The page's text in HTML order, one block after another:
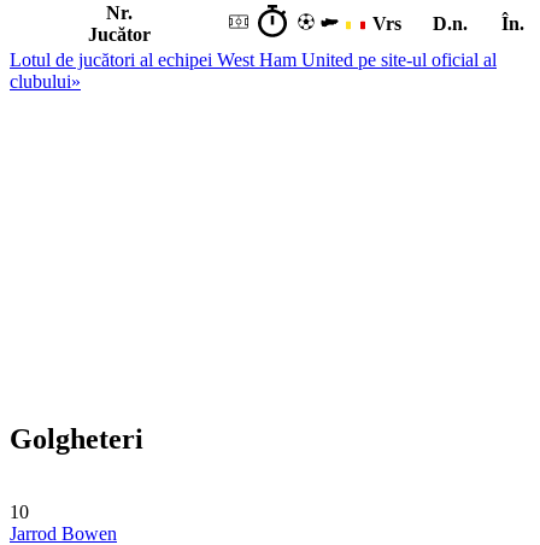
Nr.
Jucător
Vrs D.n.
În.
Lotul de jucători al echipei West Ham United pe site-ul oficial al
clubului»
Golgheteri
10
Jarrod Bowen